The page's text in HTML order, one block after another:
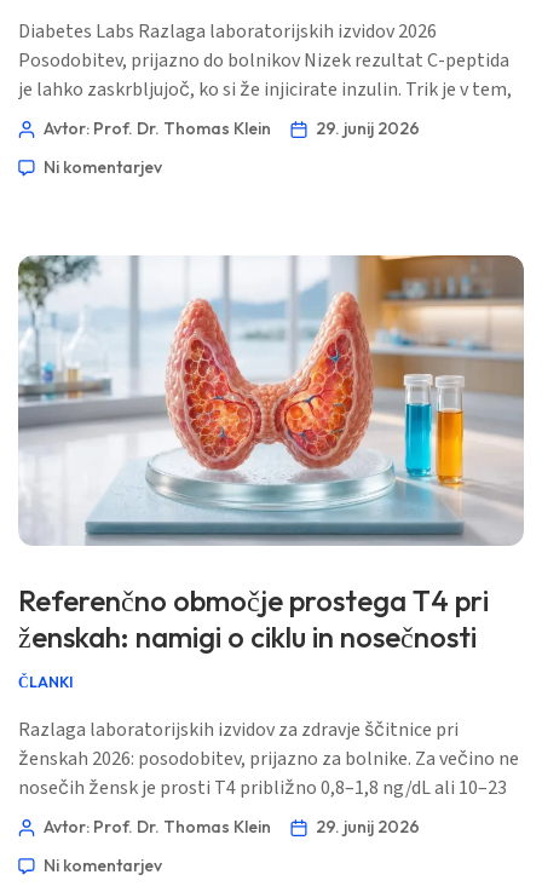
Diabetes Labs Razlaga laboratorijskih izvidov 2026
Posodobitev, prijazno do bolnikov Nizek rezultat C-peptida
je lahko zaskrbljujoč, ko si že injicirate inzulin. Trik je v tem,
da C-peptid meri vašo trebušno slinavko, ne vašega
Objavljeno: 29. junij 2026 🩺 Medicinsko pregledano: 29. junij
Avtor: Prof. Dr. Thomas Klein
29. junij 2026
Ni komentarjev
Referenčno območje prostega T4 pri
ženskah: namigi o ciklu in nosečnosti
ČLANKI
Razlaga laboratorijskih izvidov za zdravje ščitnice pri
ženskah 2026: posodobitev, prijazno za bolnike. Za večino ne
nosečih žensk je prosti T4 približno 0,8–1,8 ng/dL ali 10–23
pmol/L, vendar se prava interpretacija spremeni glede na
porodu, protitelesa proti ščitnici in analizo (test), ki jo je
Avtor: Prof. Dr. Thomas Klein
29. junij 2026
Ni komentarjev